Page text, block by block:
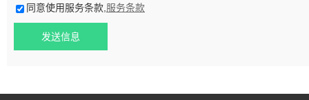
同意使用服务条款, 服务条款
发送信息